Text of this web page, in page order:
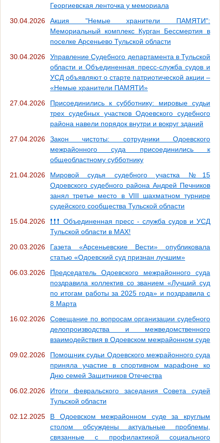
Георгиевская ленточка у мемориала
30.04.2026
Акция "Немые хранители ПАМЯТИ":
Мемориальный комплекс Курган Бессмертия в
поселке Арсеньево Тульской области
30.04.2026
Управление Судебного департамента в Тульской
области и Объединенная пресс-служба судов и
УСД объявляют о старте патриотической акции –
«Немые хранители ПАМЯТИ»
27.04.2026
Присоединились к субботнику: мировые судьи
трех судебных участков Одоевского судебного
района навели порядок внутри и вокруг зданий
27.04.2026
Закон чистоты: сотрудники Одоевского
межрайонного суда присоединились к
общеобластному субботнику
21.04.2026
Мировой судья судебного участка №15
Одоевского судебного района Андрей Печников
занял третье место в VIII шахматном турнире
судейского сообщества Тульской области
15.04.2026
❗❗❗ Объединенная пресс - служба судов и УСД
Тульской области в MAX!
20.03.2026
Газета «Арсеньевские Вести» опубликовала
статью «Одоевский суд признан лучшим»
06.03.2026
Председатель Одоевского межрайонного суда
поздравила коллектив со званием «Лучший суд
по итогам работы за 2025 года» и поздравила с
8 Марта
16.02.2026
Совещание по вопросам организации судебного
делопроизводства и межведомственного
взаимодействия в Одоевском межрайонном суде
09.02.2026
Помощник судьи Одоевского межрайонного суда
приняла участие в спортивном марафоне ко
Дню семей Защитников Отечества
06.02.2026
Итоги февральского заседания Совета судей
Тульской области
02.12.2025
В Одоевском межрайонном суде за круглым
столом обсуждены актуальные проблемы,
связанные с профилактикой социального